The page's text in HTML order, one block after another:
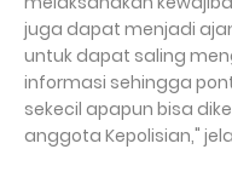
juga dapat menjadi
untuk dapat saling
informasi sehingga
sekecil apapun bisa
anggota Kepolisian,"